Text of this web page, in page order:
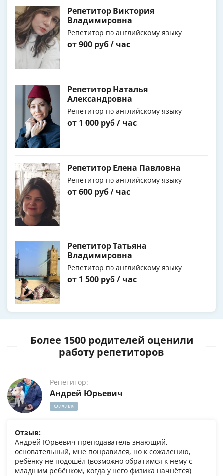
Репетитор Виктория
Владимировна
Репетитор по английскому языку
от 900 руб / час
Репетитор Наталья
Александровна
Репетитор по английскому языку
от 1 000 руб / час
Репетитор Елена Павловна
Репетитор по английскому языку
от 600 руб / час
Репетитор Татьяна
Владимировна
Репетитор по английскому языку
от 1 500 руб / час
Более 1500 родителей оценили
работу репетиторов
Репетитор:
Андрей Юрьевич
Физика
Отзыв:
Андрей Юрьевич преподаватель знающий,
основательный, мне понравился, но к сожалению,
ребёнку не подошёл (возможно обратимся к нему с
младшим ребёнком, когда у него физика начнётся)